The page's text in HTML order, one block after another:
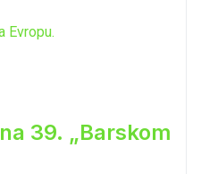
Evropu.
39. „Barskom